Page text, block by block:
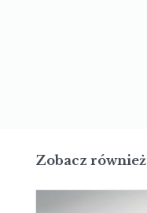
Zobacz również